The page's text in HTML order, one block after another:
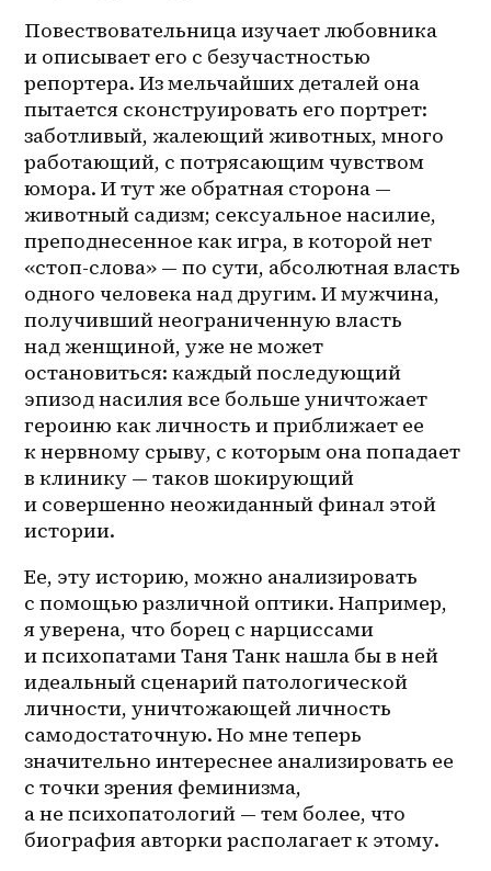
Повествовательница изучает любовника
и описывает его с безучастностью
репортера. Из мельчайших деталей она
пытается сконструировать его портрет:
заботливый, жалеющий животных, много
работающий, с потрясающим чувством
юмора. И тут же обратная сторона —
животный садизм; сексуальное насилие,
преподнесенное как игра, в которой нет
«стоп-слова» — по сути, абсолютная власть
одного человека над другим. И мужчина,
получивший неограниченную власть
над женщиной, уже не может
остановиться: каждый последующий
эпизод насилия все больше уничтожает
героиню как личность и приближает ее
к нервному срыву, с которым она попадает
в клинику — таков шокирующий
и совершенно неожиданный финал этой
истории.
Ее, эту историю, можно анализировать
с помощью различной оптики. Например,
я уверена, что борец с нарциссами
и психопатами Таня Танк нашла бы в ней
идеальный сценарий патологической
личности, уничтожающей личность
самодостаточную. Но мне теперь
значительно интереснее анализировать ее
с точки зрения феминизма,
а не психопатологий — тем более, что
биография авторки располагает к этому.